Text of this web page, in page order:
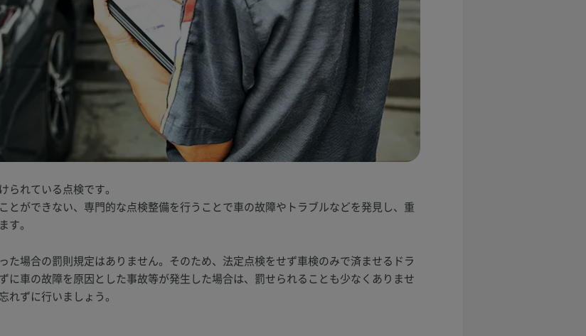
れている点検です。
とができない、専門的な点検整備を行うことで車の故障やトラブルなどを発見し、重
。
た場合の罰則規定はありません。そのため、法定点検をせず車検のみで済ませるドラ
に車の故障を原因とした事故等が発生した場合は、罰せられることも少なくありませ
ずに行いましょう。